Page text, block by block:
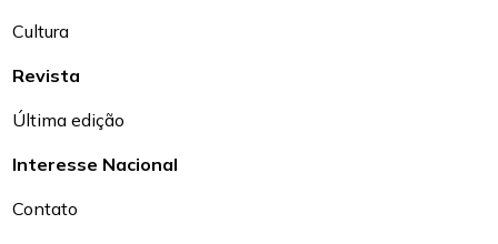
Cultura
Revista
Última edição
Interesse Nacional
Contato